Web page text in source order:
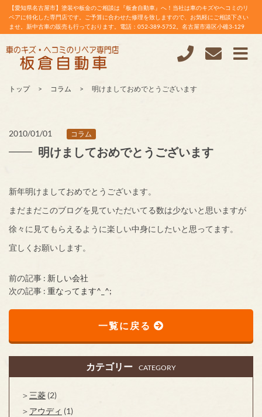
【愛知県名古屋市】塗装や板金のご相談は『板倉自動車』へ！当社は車のキズやヘコミのリ
ペアに特化した専門店です。ご予算に合わせた修理を致しますので、お気軽にご相談下さい
ませ。新中古車の販売も行っております。電話：052-389-5752。名古屋市港区小碓3-129
トップ コラム 明けましておめでとうございます
2010/01/01 コラム
明けましておめでとうございます
新年明けましておめでとうございます。
まだまだこのブログを見ていただいてる数は少ないと思いますが
徐々に見てもらえるように楽しい中身にしたいと思ってます。
宜しくお願いします。
前の記事 : 新しい会社
次の記事 : 重なってます^_^;
一覧に戻る
カテゴリー CATEGORY
三菱 (2)
アウディ (1)